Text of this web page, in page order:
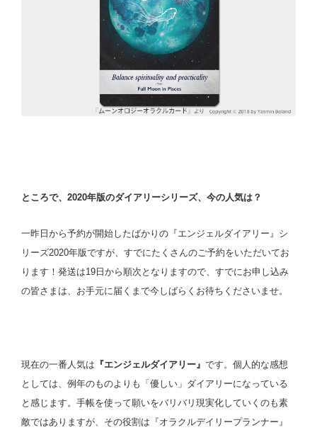
ところで、2020年版のダイアリーシリーズ、今の人気は？
一昨日から予約が開始したばかりの『エンジェルダイアリー』シ
リーズ2020年版ですが、すでにたくさんのご予約をいただいてお
ります！発送は19日から順次となりますので、すでにお申し込み
の皆さまは、お手元に届くまで今しばらくお待ちくださいませ。
現在の一番人気は 『エンジェルダイアリー』 です。個人的な感想
としては、例年のものよりも「優しい」ダイアリーになっている
と感じます。手帳を使って願いをバリバリ現実化していくのも素
敵ではありますが、その役割は『オラクルデイリープランナー』